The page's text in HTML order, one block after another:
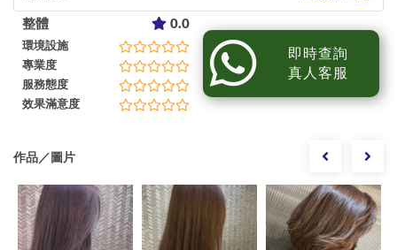
整體 0.0
環境設施
專業度
服務態度
效果滿意度
即時查詢
真人客服
作品／圖片